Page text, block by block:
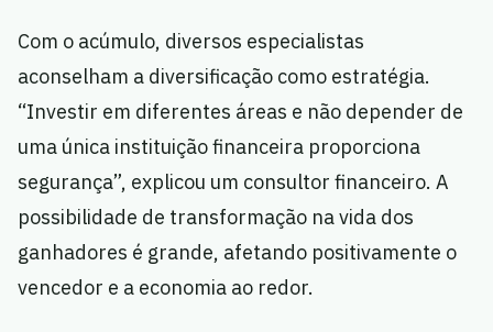
Com o acúmulo, diversos especialistas
aconselham a diversificação como estratégia.
“Investir em diferentes áreas e não depender de
uma única instituição financeira proporciona
segurança”, explicou um consultor financeiro. A
possibilidade de transformação na vida dos
ganhadores é grande, afetando positivamente o
vencedor e a economia ao redor.